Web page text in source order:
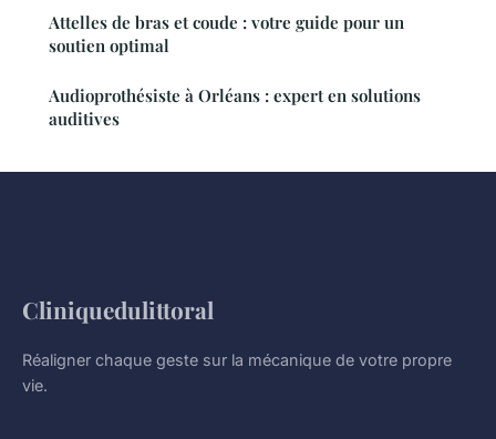
Attelles de bras et coude : votre guide pour un
soutien optimal
Audioprothésiste à Orléans : expert en solutions
auditives
Cliniquedulittoral
Réaligner chaque geste sur la mécanique de votre propre
vie.